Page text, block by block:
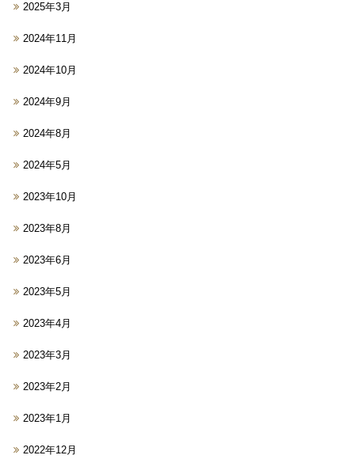
2025年3月
2024年11月
2024年10月
2024年9月
2024年8月
2024年5月
2023年10月
2023年8月
2023年6月
2023年5月
2023年4月
2023年3月
2023年2月
2023年1月
2022年12月